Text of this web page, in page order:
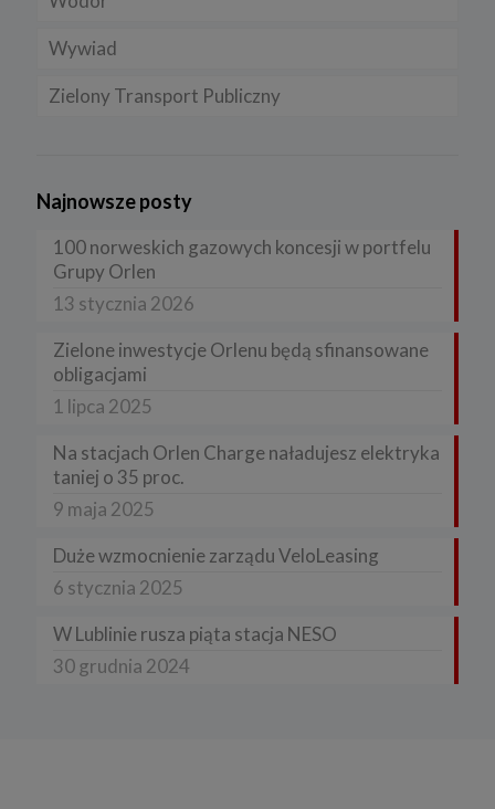
Wywiad
Zielony Transport Publiczny
Najnowsze posty
100 norweskich gazowych koncesji w portfelu
Grupy Orlen
13 stycznia 2026
Zielone inwestycje Orlenu będą sfinansowane
obligacjami
1 lipca 2025
Na stacjach Orlen Charge naładujesz elektryka
taniej o 35 proc.
9 maja 2025
Duże wzmocnienie zarządu VeloLeasing
6 stycznia 2025
W Lublinie rusza piąta stacja NESO
30 grudnia 2024